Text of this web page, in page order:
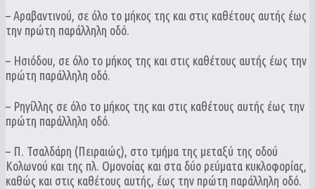
– Αραβαντινού, σε όλο το μήκος της και στις καθέτους αυτής έως
την πρώτη παράλληλη οδό.
– Ησιόδου, σε όλο το μήκος της και στις καθέτους αυτής έως την
πρώτη παράλληλη οδό.
– Ρηγίλλης σε όλο το μήκος της και στις καθέτους αυτής έως την
πρώτη παράλληλη οδό.
– Π. Τσαλδάρη (Πειραιώς), στο τμήμα της μεταξύ της οδού
Κολωνού και της πλ. Ομονοίας και στα δύο ρεύματα κυκλοφορίας,
καθώς και στις καθέτους αυτής, έως την πρώτη παράλληλη οδό.